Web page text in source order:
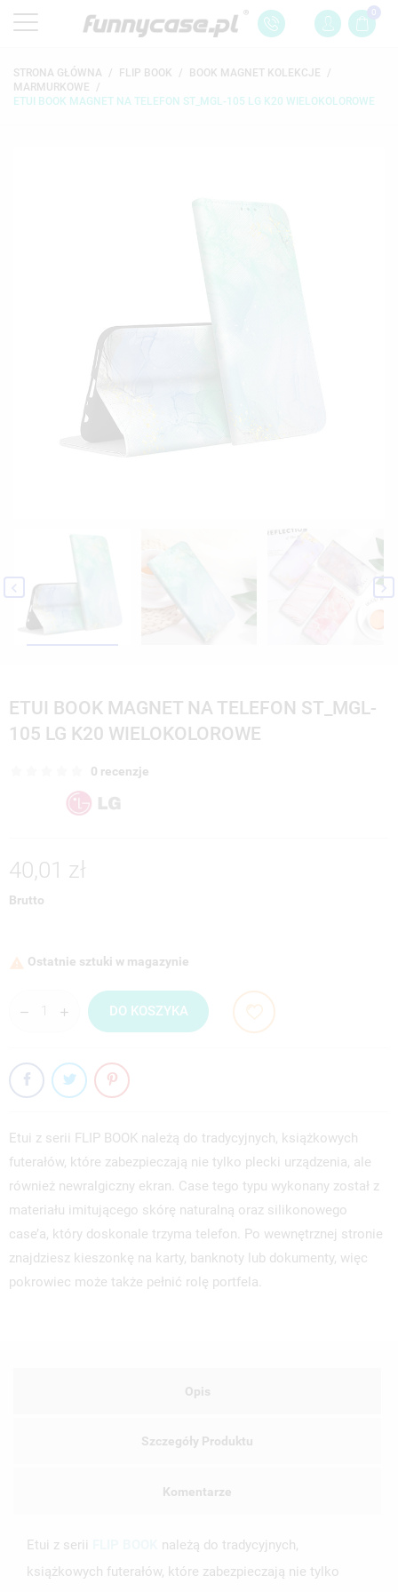
0
STRONA GŁÓWNA FLIP BOOK
BOOK MAGNET KOLEKCJE
MARMURKOWE
ETUI BOOK MAGNET NA TELEFON ST_MGL-105 LG K20 WIELOKOLOROWE
 
ETUI BOOK MAGNET NA TELEFON ST_MGL-
105 LG K20 WIELOKOLOROWE
0 recenzje
40,01 zł
Brutto
 Ostatnie sztuki w magazynie
DO KOSZYKA
Etui z serii FLIP BOOK należą do tradycyjnych, książkowych
futerałów, które zabezpieczają nie tylko plecki urządzenia, ale
również newralgiczny ekran. Case tego typu wykonany został z
materiału imitującego skórę naturalną oraz silikonowego
case’a, który doskonale trzyma telefon. Po wewnętrznej stronie
znajdziesz kieszonkę na karty, banknoty lub dokumenty, więc
pokrowiec może także pełnić rolę portfela.
Opis
Szczegóły Produktu
Komentarze
Etui z serii
należą do tradycyjnych,
książkowych futerałów, które zabezpieczają nie tylko